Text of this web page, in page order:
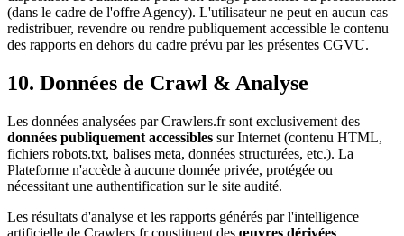
(dans le cadre de l'offre Agency). L'utilisateur ne peut en aucun cas
redistribuer, revendre ou rendre publiquement accessible le contenu
des rapports en dehors du cadre prévu par les présentes CGVU.
10. Données de Crawl & Analyse
Les données analysées par Crawlers.fr sont exclusivement des
données publiquement accessibles sur Internet (contenu HTML,
fichiers robots.txt, balises meta, données structurées, etc.). La
Plateforme n'accède à aucune donnée privée, protégée ou
nécessitant une authentification sur le site audité.
Les résultats d'analyse et les rapports générés par l'intelligence